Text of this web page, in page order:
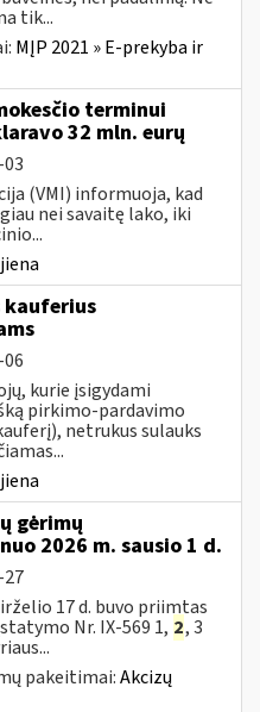
tik...
MĮP 2021 » E-prekyba ir
terminui
32 mln. eurų
(VMI) informuoja, kad
nei savaitę lako, iki
kauferius
kurie įsigydami
pirkimo-pardavimo
netrukus sulauks
gėrimų
2026 m. sausio 1 d.
17 d. buvo priimtas
Nr. IX-569 1, 2, 3
pakeitimai:Akcizų